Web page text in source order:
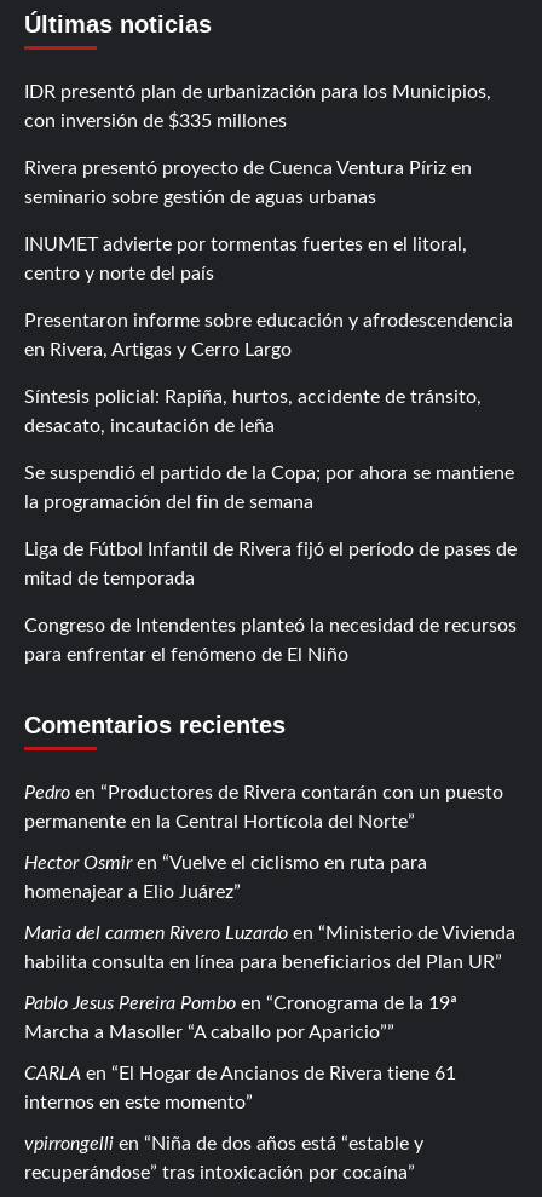
Últimas noticias
IDR presentó plan de urbanización para los Municipios,
con inversión de $335 millones
Rivera presentó proyecto de Cuenca Ventura Píriz en
seminario sobre gestión de aguas urbanas
INUMET advierte por tormentas fuertes en el litoral,
centro y norte del país
Presentaron informe sobre educación y afrodescendencia
en Rivera, Artigas y Cerro Largo
Síntesis policial: Rapiña, hurtos, accidente de tránsito,
desacato, incautación de leña
Se suspendió el partido de la Copa; por ahora se mantiene
la programación del fin de semana
Liga de Fútbol Infantil de Rivera fijó el período de pases de
mitad de temporada
Congreso de Intendentes planteó la necesidad de recursos
para enfrentar el fenómeno de El Niño
Comentarios recientes
Pedro en
Productores de Rivera contarán con un puesto
permanente en la Central Hortícola del Norte
Hector Osmiren
Vuelve el ciclismo en ruta para
homenajear a Elio Juárez
Maria del carmen Rivero Luzardo en
Ministerio de Vivienda
habilita consulta en línea para beneficiarios del Plan UR
Pablo Jesus Pereira Pombo en
Cronograma de la 19ª
Marcha a Masoller “A caballo por Aparicio”
CARLA en
El Hogar de Ancianos de Rivera tiene 61
internos en este momento
vpirrongelli en
Niña de dos años está “estable y
recuperándose” tras intoxicación por cocaína